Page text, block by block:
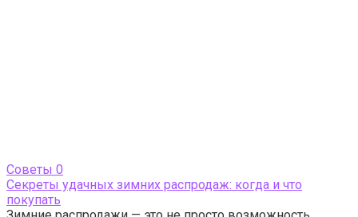
Cоветы 0
Секреты удачных зимних распродаж: когда и что
покупать